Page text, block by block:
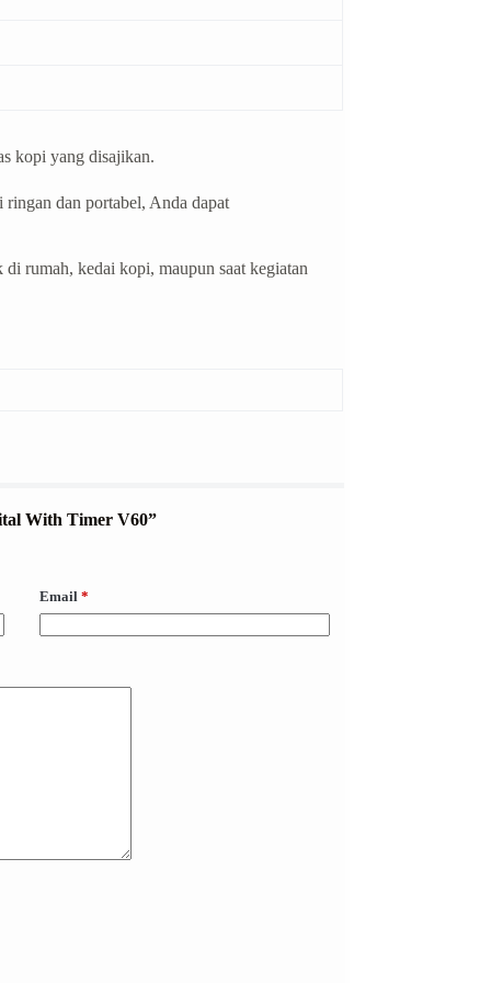
kopi yang disajikan.
ringan dan portabel, Anda dapat
rumah, kedai kopi, maupun saat kegiatan
With Timer V60”
Email *